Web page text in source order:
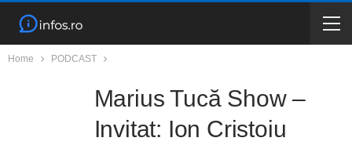
Home PODCAST
Marius Tucă Show –
Invitat: Ion Cristoiu